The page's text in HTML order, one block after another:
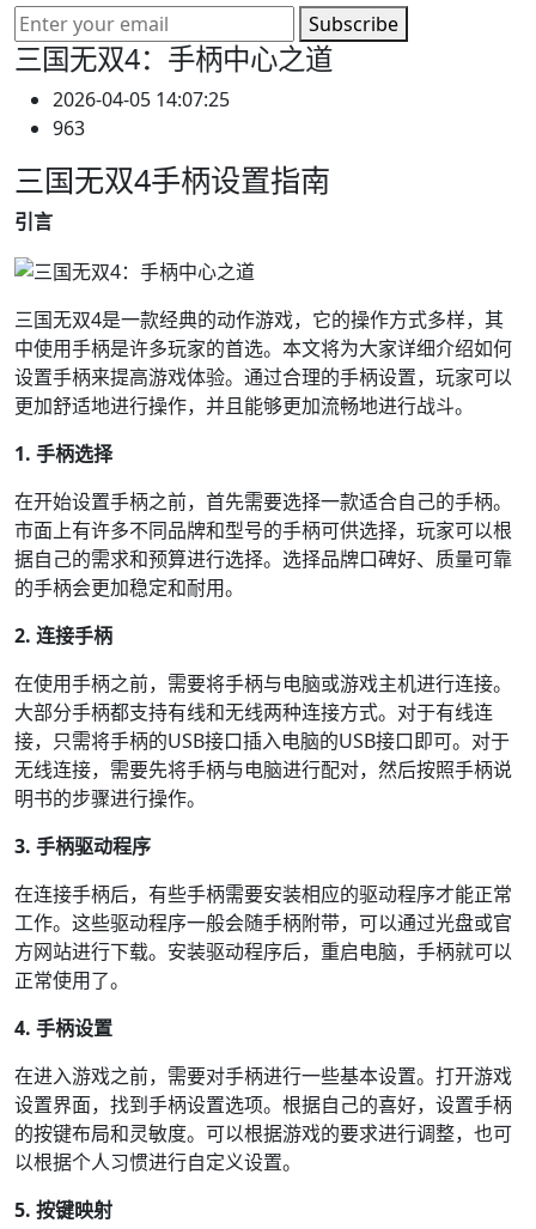
Subscribe
三国无双4：手柄中心之道
2026-04-05 14:07:25
963
三国无双4手柄设置指南
引言
三国无双4是一款经典的动作游戏，它的操作方式多样，其
中使用手柄是许多玩家的首选。本文将为大家详细介绍如何
设置手柄来提高游戏体验。通过合理的手柄设置，玩家可以
更加舒适地进行操作，并且能够更加流畅地进行战斗。
1. 手柄选择
在开始设置手柄之前，首先需要选择一款适合自己的手柄。
市面上有许多不同品牌和型号的手柄可供选择，玩家可以根
据自己的需求和预算进行选择。选择品牌口碑好、质量可靠
的手柄会更加稳定和耐用。
2. 连接手柄
在使用手柄之前，需要将手柄与电脑或游戏主机进行连接。
大部分手柄都支持有线和无线两种连接方式。对于有线连
接，只需将手柄的USB接口插入电脑的USB接口即可。对于
无线连接，需要先将手柄与电脑进行配对，然后按照手柄说
明书的步骤进行操作。
3. 手柄驱动程序
在连接手柄后，有些手柄需要安装相应的驱动程序才能正常
工作。这些驱动程序一般会随手柄附带，可以通过光盘或官
方网站进行下载。安装驱动程序后，重启电脑，手柄就可以
正常使用了。
4. 手柄设置
在进入游戏之前，需要对手柄进行一些基本设置。打开游戏
设置界面，找到手柄设置选项。根据自己的喜好，设置手柄
的按键布局和灵敏度。可以根据游戏的要求进行调整，也可
以根据个人习惯进行自定义设置。
5. 按键映射